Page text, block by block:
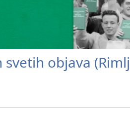
objava